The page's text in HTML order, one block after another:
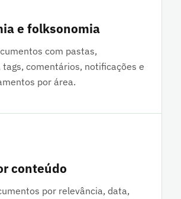
e folksonomia
com pastas,
tags, comentários, notificações e
por área.
conteúdo
por relevância, data,